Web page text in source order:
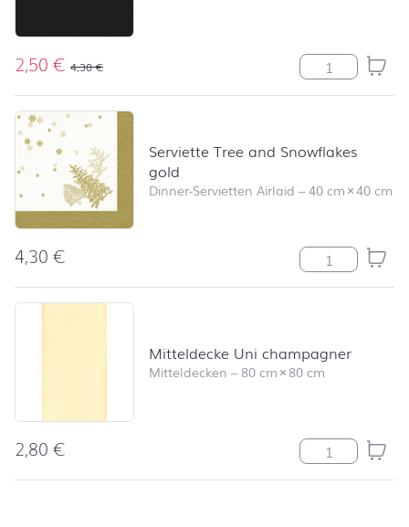
2,50€ 4,30€ Uni black
Serviette Tree and Snowflakes
gold
Dinner-Servietten Airlaid –40 cm×40 cm
4,30€ Serviette Tree
Mitteldecke Uni champagner
Mitteldecken –80 cm×80 cm
2,80€ Mitteldecke